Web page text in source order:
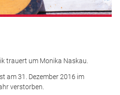
trauert um Monika Naskau.
am 31. Dezember 2016 im
verstorben.